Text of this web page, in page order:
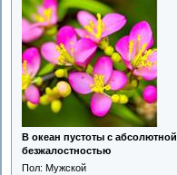
В океан пустоты с абсолютной
безжалостностью
Пол: Мужской